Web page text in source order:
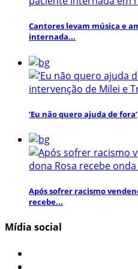
Cantores levam música e
internada...
‘Eu não quero ajuda de
Após sofrer racismo
recebe...
Mídia social